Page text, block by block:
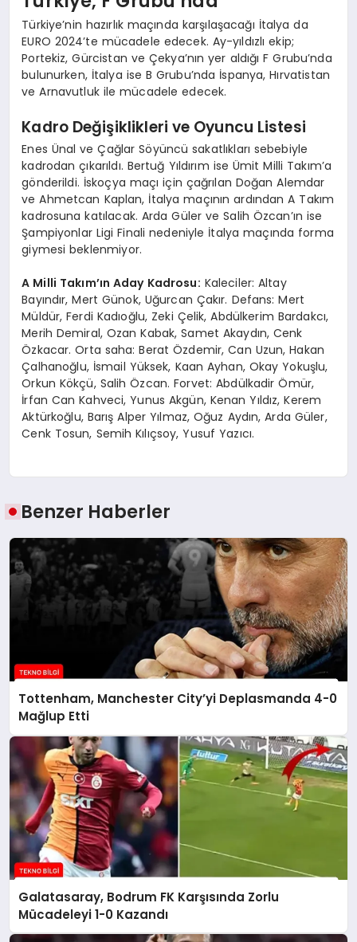
Türkiye’nin hazırlık maçında karşılaşacağı İtalya da
EURO 2024’te mücadele edecek. Ay-yıldızlı ekip;
Portekiz, Gürcistan ve Çekya’nın yer aldığı F Grubu’nda
bulunurken, İtalya ise B Grubu’nda İspanya, Hırvatistan
ve Arnavutluk ile mücadele edecek.
Kadro Değişiklikleri ve Oyuncu Listesi
Enes Ünal ve Çağlar Söyüncü sakatlıkları sebebiyle
kadrodan çıkarıldı. Bertuğ Yıldırım ise Ümit Milli Takım’a
gönderildi. İskoçya maçı için çağrılan Doğan Alemdar
ve Ahmetcan Kaplan, İtalya maçının ardından A Takım
kadrosuna katılacak. Arda Güler ve Salih Özcan’ın ise
Şampiyonlar Ligi Finali nedeniyle İtalya maçında forma
giymesi beklenmiyor.
A Milli Takım’ın Aday Kadrosu: Kaleciler: Altay
Bayındır, Mert Günok, Uğurcan Çakır. Defans: Mert
Müldür, Ferdi Kadıoğlu, Zeki Çelik, Abdülkerim Bardakcı,
Merih Demiral, Ozan Kabak, Samet Akaydın, Cenk
Özkacar. Orta saha: Berat Özdemir, Can Uzun, Hakan
Çalhanoğlu, İsmail Yüksek, Kaan Ayhan, Okay Yokuşlu,
Orkun Kökçü, Salih Özcan. Forvet: Abdülkadir Ömür,
İrfan Can Kahveci, Yunus Akgün, Kenan Yıldız, Kerem
Aktürkoğlu, Barış Alper Yılmaz, Oğuz Aydın, Arda Güler,
Cenk Tosun, Semih Kılıçsoy, Yusuf Yazıcı.
Benzer Haberler
Tottenham, Manchester City’yi Deplasmanda 4-0
Mağlup Etti
Galatasaray, Bodrum FK Karşısında Zorlu
Mücadeleyi 1-0 Kazandı